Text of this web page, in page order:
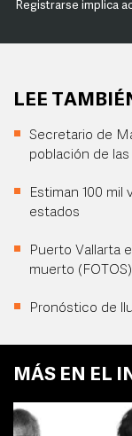
Registrarse implica
LEE
Secretario de
población de
Estiman 100 mil
estados
Puerto Vallarta
muerto (FOTOS)
Pronóstico de
MÁS EN EL